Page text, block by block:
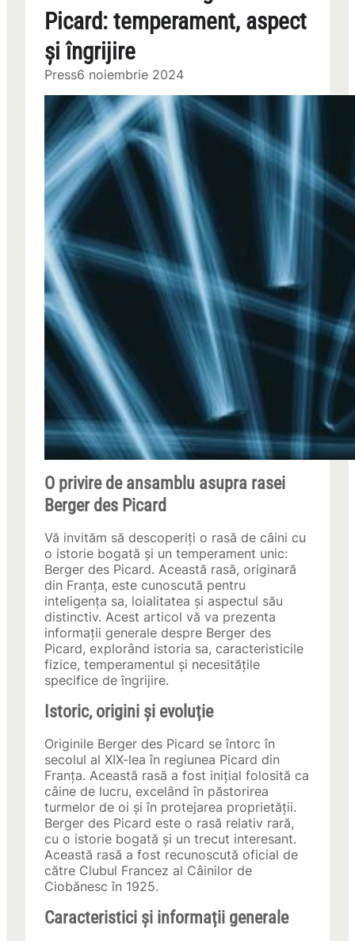
Picard: temperament, aspect
și îngrijire
Press6 noiembrie 2024
O privire de ansamblu asupra rasei
Berger des Picard
Vă invităm să descoperiți o rasă de câini cu
o istorie bogată și un temperament unic:
Berger des Picard. Această rasă, originară
din Franța, este cunoscută pentru
inteligența sa, loialitatea și aspectul său
distinctiv. Acest articol vă va prezenta
informații generale despre Berger des
Picard, explorând istoria sa, caracteristicile
fizice, temperamentul și necesitățile
specifice de îngrijire.
Istoric, origini și evoluție
Originile Berger des Picard se întorc în
secolul al XIX-lea în regiunea Picard din
Franța. Această rasă a fost inițial folosită ca
câine de lucru, excelând în păstorirea
turmelor de oi și în protejarea proprietății.
Berger des Picard este o rasă relativ rară,
cu o istorie bogată și un trecut interesant.
Această rasă a fost recunoscută oficial de
către Clubul Francez al Câinilor de
Ciobănesc în 1925.
Caracteristici și informații generale